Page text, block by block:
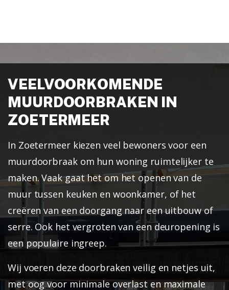
VEELVOORKOMENDE
MUURDOORBRAKEN IN
ZOETERMEER
In Zoetermeer kiezen veel bewoners voor een
muurdoorbraak om hun woning ruimtelijker te
maken. Vaak gaat het om het openen van de
muur tussen keuken en woonkamer, of het
creëren van een doorgang naar een uitbouw of
serre. Ook het vergroten van een deuropening is
een populaire ingreep.
Wij voeren deze doorbraken veilig en netjes uit,
met oog voor minimale overlast en maximale